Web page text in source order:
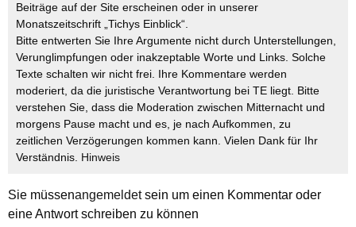
Beiträge auf der Site erscheinen oder in unserer
Monatszeitschrift „Tichys Einblick“.
Bitte entwerten Sie Ihre Argumente nicht durch Unterstellungen,
Verunglimpfungen oder inakzeptable Worte und Links. Solche
Texte schalten wir nicht frei. Ihre Kommentare werden
moderiert, da die juristische Verantwortung bei TE liegt. Bitte
verstehen Sie, dass die Moderation zwischen Mitternacht und
morgens Pause macht und es, je nach Aufkommen, zu
zeitlichen Verzögerungen kommen kann. Vielen Dank für Ihr
Verständnis. Hinweis
Sie müssenangemeldetsein um einen Kommentar oder
eine Antwort schreiben zu können